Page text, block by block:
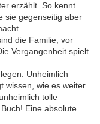
erzählt. So kennt
sie gegenseitig aber
die Familie, vor
Vergangenheit spielt
Unheimlich
wissen, wie es weiter
tolle
Eine absolute